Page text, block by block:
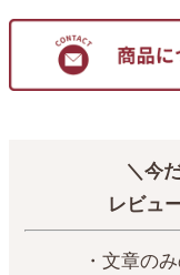
＼今
レビュ
・文章の